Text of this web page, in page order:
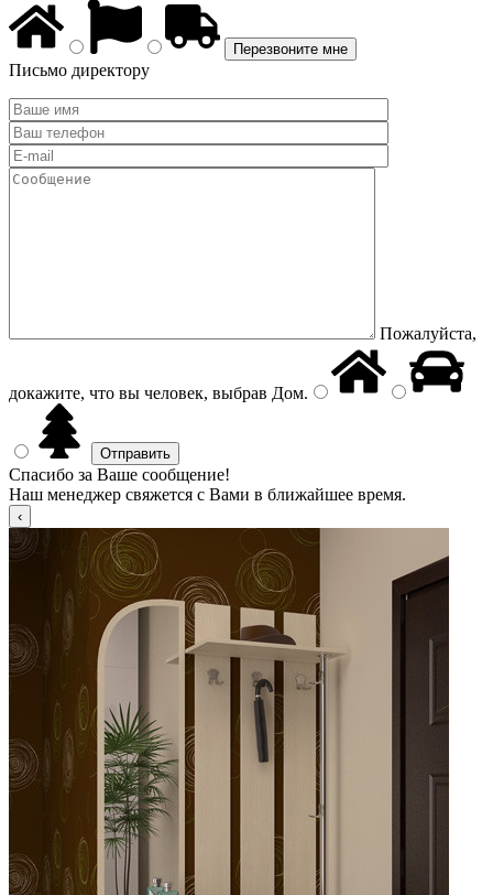
Письмо директору
Пожалуйста,
докажите, что вы человек, выбрав Дом.
Спасибо за Ваше сообщение!
Наш менеджер свяжется с Вами в ближайшее время.